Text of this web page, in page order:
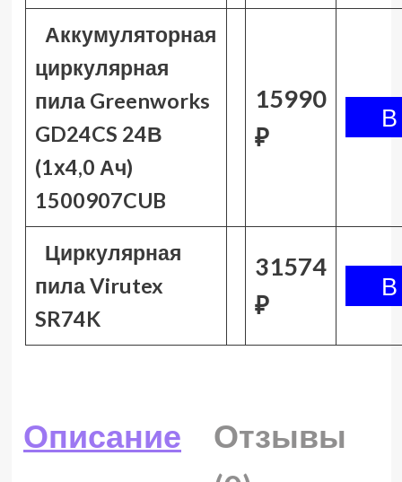
Аккумуляторная
циркулярная
пила Greenworks
GD24CS 24В
(1х4,0 Ач)
1500907CUB
15990
₽
Циркулярная
пила Virutex
SR74K
31574
₽
Описание
Отзывы